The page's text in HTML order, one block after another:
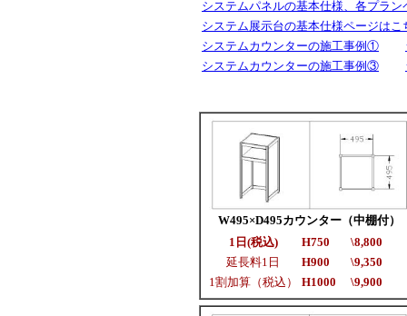
システムパネルの基本仕様、各プラン
システム展示台の基本仕様ページはこ
システムカウンターの施工事例①
システムカウンターの施工事例③
W495×D495カウンター（中棚付）
1日(税込)
H750
\8,800
延長料1日
H900
\9,350
1割加算（税込）
H1000 \9,900